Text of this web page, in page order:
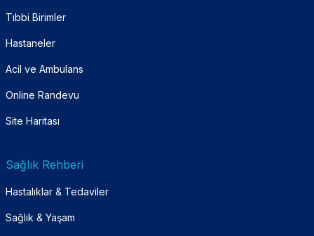
Tıbbi Birimler
Hastaneler
Acil ve Ambulans
Online Randevu
Site Haritası
Sağlık Rehberi
Hastalıklar & Tedaviler
Sağlık & Yaşam